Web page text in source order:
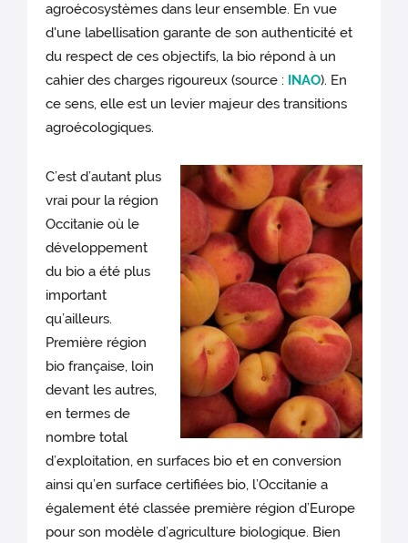
agroécosystèmes dans leur ensemble. En vue
d'une labellisation garante de son authenticité et
du respect de ces objectifs, la bio répond à un
cahier des charges rigoureux (source : INAO). En
ce sens, elle est un levier majeur des transitions
agroécologiques.
C’est d’autant plus
vrai pour la région
Occitanie où le
développement
du bio a été plus
important
qu’ailleurs.
Première région
bio française, loin
devant les autres,
en termes de
nombre total
d’exploitation, en surfaces bio et en conversion
ainsi qu’en surface certifiées bio, l’Occitanie a
également été classée première région d’Europe
pour son modèle d’agriculture biologique. Bien